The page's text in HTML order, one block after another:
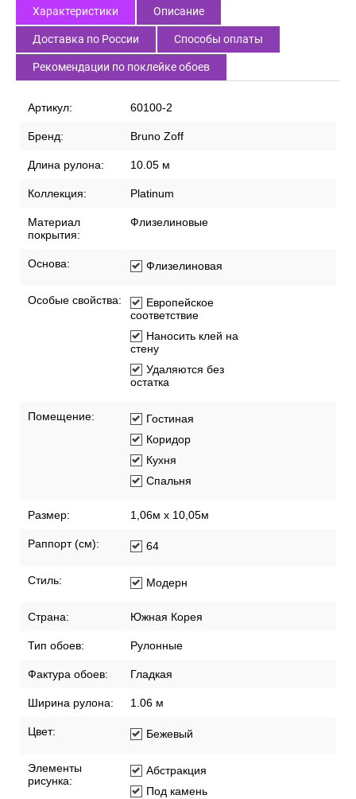
Характеристики Описание
Доставка по России Способы оплаты
Рекомендации по поклейке обоев
Артикул: 60100-2
Бренд: Bruno Zoff
Длина рулона: 10.05 м
Коллекция: Platinum
Материал
покрытия:
Флизелиновые
Основа: Флизелиновая
Особые свойства:
Европейское
соответствие
Наносить клей на
стену
Удаляются без
остатка
Помещение:
Гостиная
Коридор
Кухня
Спальня
Размер: 1,06м х 10,05м
Раппорт (см): 64
Стиль: Модерн
Страна: Южная Корея
Тип обоев: Рулонные
Фактура обоев: Гладкая
Ширина рулона: 1.06 м
Цвет: Бежевый
Элементы
рисунка:
Абстракция
Под камень